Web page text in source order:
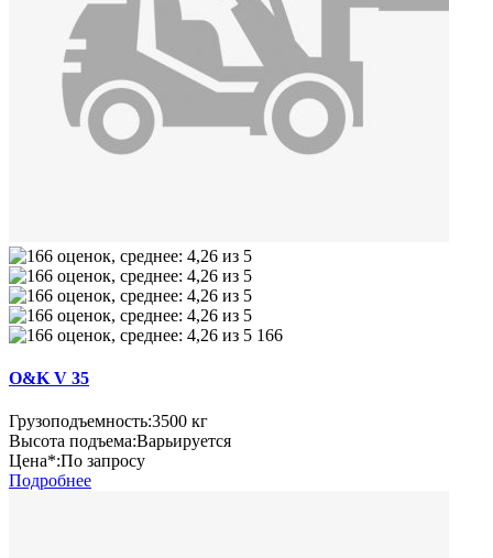
166
O&K V 35
Грузоподъемность:3500 кг
Высота подъема:Варьируется
Цена*:По запросу
Подробнее